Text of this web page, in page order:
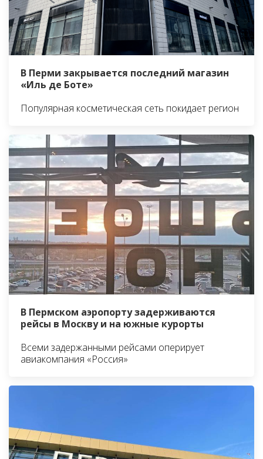
В Перми закрывается последний магазин
«Иль де Боте»
Популярная косметическая сеть покидает регион
В Пермском аэропорту задерживаются
рейсы в Москву и на южные курорты
Всеми задержанными рейсами оперирует
авиакомпания «Россия»